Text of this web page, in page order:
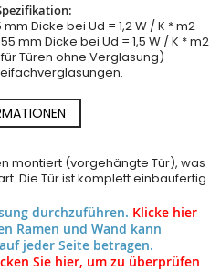
Dicke bei Ud = 1,2 W / K * m2
mm Dicke bei Ud = 1,5 W / K * m2
Türen ohne Verglasung)
montiert (vorgehängte Tür), was
Die Tür ist komplett einbaufertig.
durchzuführen. Klicke hier
Ramen und Wand kann
jeder Seite betragen.
Sie hier, um zu überprüfen